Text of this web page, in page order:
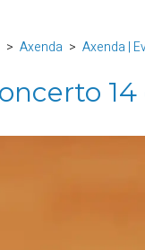
Axenda Axenda |